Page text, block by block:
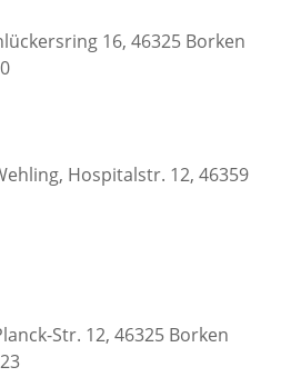
16, 46325 Borken
Hospitalstr. 12, 46359
Str. 12, 46325 Borken